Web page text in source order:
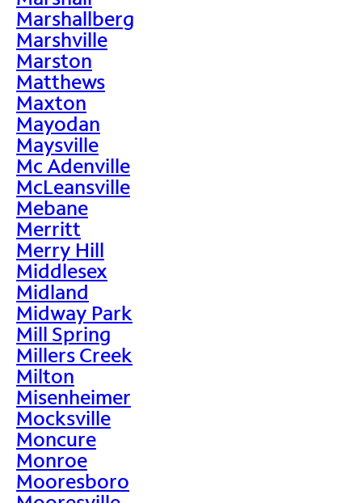
Marshallberg
Marshville
Marston
Matthews
Maxton
Mayodan
Maysville
Mc Adenville
McLeansville
Mebane
Merritt
Merry Hill
Middlesex
Midland
Midway Park
Mill Spring
Millers Creek
Milton
Misenheimer
Mocksville
Moncure
Monroe
Mooresboro